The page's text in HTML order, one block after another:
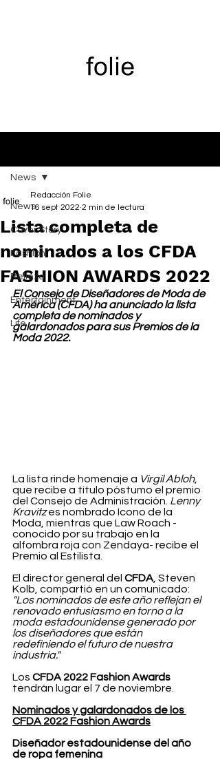
News
Cover Story
Fashion
Belleza
Entertainment
Life
News
Lista completa de
nominados a los CFDA
FASHION AWARDS 2022
Redacción Folie
16 sept 2022 2 min de lectura
El Consejo de Diseñadores de Moda de
América (CFDA) ha anunciado la lista
completa de nominados y
galardonados para sus Premios de la
Moda 2022.
La lista rinde homenaje a Virgil Abloh,
que recibe a título póstumo el premio
del Consejo de Administración. Lenny
Kravitz es nombrado Icono de la
Moda, mientras que Law Roach -
conocido por su trabajo en la
alfombra roja con Zendaya- recibe el
Premio al Estilista.
El director general del CFDA, Steven
Kolb, compartió en un comunicado:
"Los nominados de este año reflejan el
renovado entusiasmo en torno a la
moda estadounidense generado por
los diseñadores que están
redefiniendo el futuro de nuestra
industria."
Los CFDA 2022 Fashion Awards
tendrán lugar el 7 de noviembre.
Nominados y galardonados de los
CFDA 2022 Fashion Awards
Diseñador estadounidense del año
de ropa femenina